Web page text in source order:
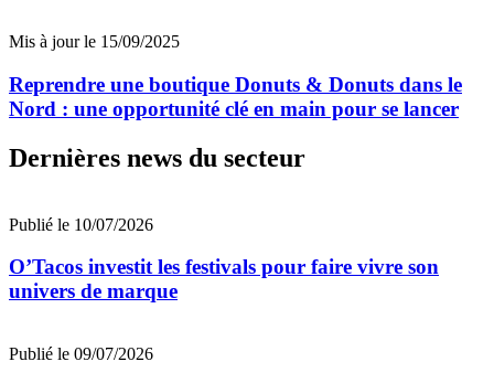
Mis à jour le 15/09/2025
Reprendre une boutique Donuts & Donuts dans le
Nord : une opportunité clé en main pour se lancer
Dernières news du secteur
Publié le 10/07/2026
O’Tacos investit les festivals pour faire vivre son
univers de marque
Publié le 09/07/2026